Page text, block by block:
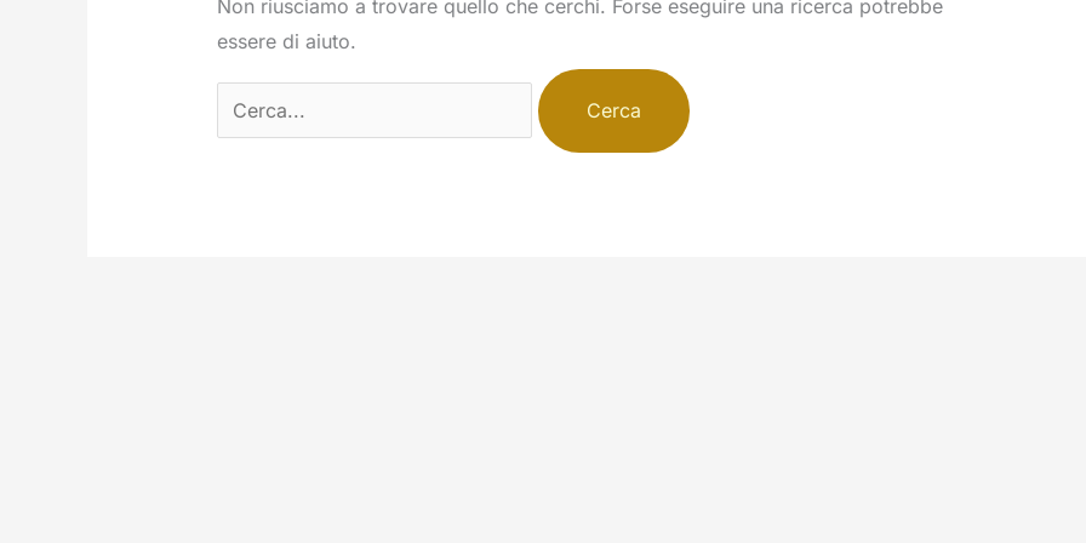
Non riusciamo a trovare quello che cerchi. Forse eseguire una ricerca potrebbe
essere di aiuto.
Cerca: